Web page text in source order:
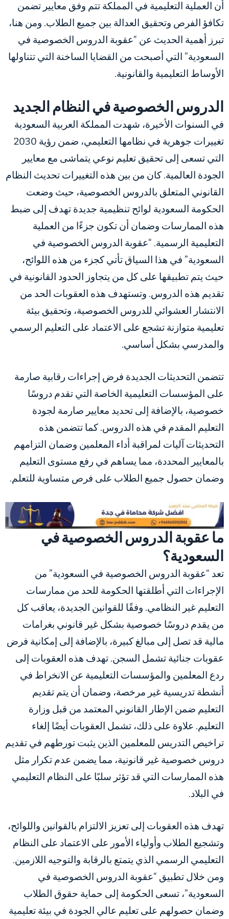
أن العملية التعليمية في المملكة تتم وفق معايير تضمن
تكافؤ الفرص وتحقيق العدالة بين جميع الطلاب. ومن هنا،
تبرز أهمية الحديث عن “عقوبة الدروس الخصوصية في
السعودية” التي أصبحت من القضايا الساخنة التي تتناولها
الأوساط التعليمية والقانونية.
الدروس الخصوصية في النظام الجديد
في السنوات الأخيرة، شهدت المملكة العربية السعودية
تغييرات جوهرية في نظامها التعليمي، ضمن رؤية 2030
التي تسعى إلى تحقيق تعليم نوعي يتماشى مع معايير
الجودة العالمية. كان من بين هذه التغييرات تحديث النظام
القانوني المتعلق بالدروس الخصوصية، حيث وضعت
الحكومة السعودية لوائح تنظيمية جديدة تهدف إلى ضبط
هذه الممارسات وضمان أن تكون جزءًا من العملية
التعليمية الرسمية. “عقوبة الدروس الخصوصية في
السعودية” في هذا السياق تأتي كجزء من هذه اللوائح،
حيث يتم تطبيقها على كل من يتجاوز الحدود القانونية في
تقديم هذه الدروس. وتستهدف هذه العقوبات الحد من
الانتشار العشوائي للدروس الخصوصية، وتحقيق بيئة
تعليمية متوازنة تشجع على الاعتماد على التعليم الرسمي
والمدرسي بشكل أساسي.
تتضمن التحديثات الجديدة فرض إجراءات رقابية صارمة
على المؤسسات التعليمية الخاصة التي تقدم دروسًا
خصوصية، بالإضافة إلى تحديد معايير صارمة لجودة
التعليم المقدم في هذه الدروس. كما تتضمن هذه
التحديثات آليات لمراقبة أداء المعلمين وضمان التزامهم
بالمعايير المحددة، مما يساهم في رفع مستوى التعليم
وضمان حصول جميع الطلاب على فرص متساوية للتعلم.
ما عقوبة الدروس الخصوصية في
السعودية؟
تعد “عقوبة الدروس الخصوصية في السعودية” من
الإجراءات التي أطلقتها الحكومة للحد من ممارسات
التعليم غير النظامي. وفقًا للقوانين الجديدة، يعاقب كل
من يقدم دروسًا خصوصية بشكل غير قانوني بغرامات
مالية قد تصل إلى مبالغ كبيرة، بالإضافة إلى إمكانية فرض
عقوبات جنائية تشمل السجن. تهدف هذه العقوبات إلى
ردع المعلمين والمؤسسات التعليمية عن الانخراط في
أنشطة تدريسية غير مرخصة، وضمان أن يتم تقديم
التعليم ضمن الإطار القانوني المعتمد من قبل وزارة
التعليم. علاوة على ذلك، تشمل العقوبات أيضًا إلغاء
تراخيص التدريس للمعلمين الذين يثبت تورطهم في تقديم
دروس خصوصية غير قانونية، مما يضمن عدم تكرار مثل
هذه الممارسات التي قد تؤثر سلبًا على النظام التعليمي
في البلاد.
تهدف هذه العقوبات إلى تعزيز الالتزام بالقوانين واللوائح،
وتشجيع الطلاب وأولياء الأمور على الاعتماد على النظام
التعليمي الرسمي الذي يتمتع بالرقابة والتوجيه اللازمين.
ومن خلال تطبيق “عقوبة الدروس الخصوصية في
السعودية”، تسعى الحكومة إلى حماية حقوق الطلاب
وضمان حصولهم على تعليم عالي الجودة في بيئة تعليمية